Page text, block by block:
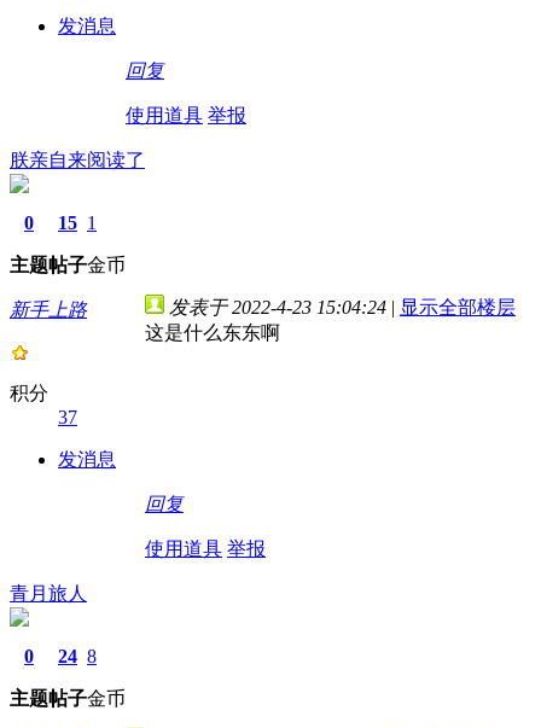
发消息
回复
使用道具 举报
朕亲自来阅读了
0
主题
15
帖子
1
金币
新手上路
积分
37
发消息
发表于 2022-4-23 15:04:24 | 显示全部楼层
这是什么东东啊
回复
使用道具 举报
青月旅人
0
主题
24
帖子
8
金币